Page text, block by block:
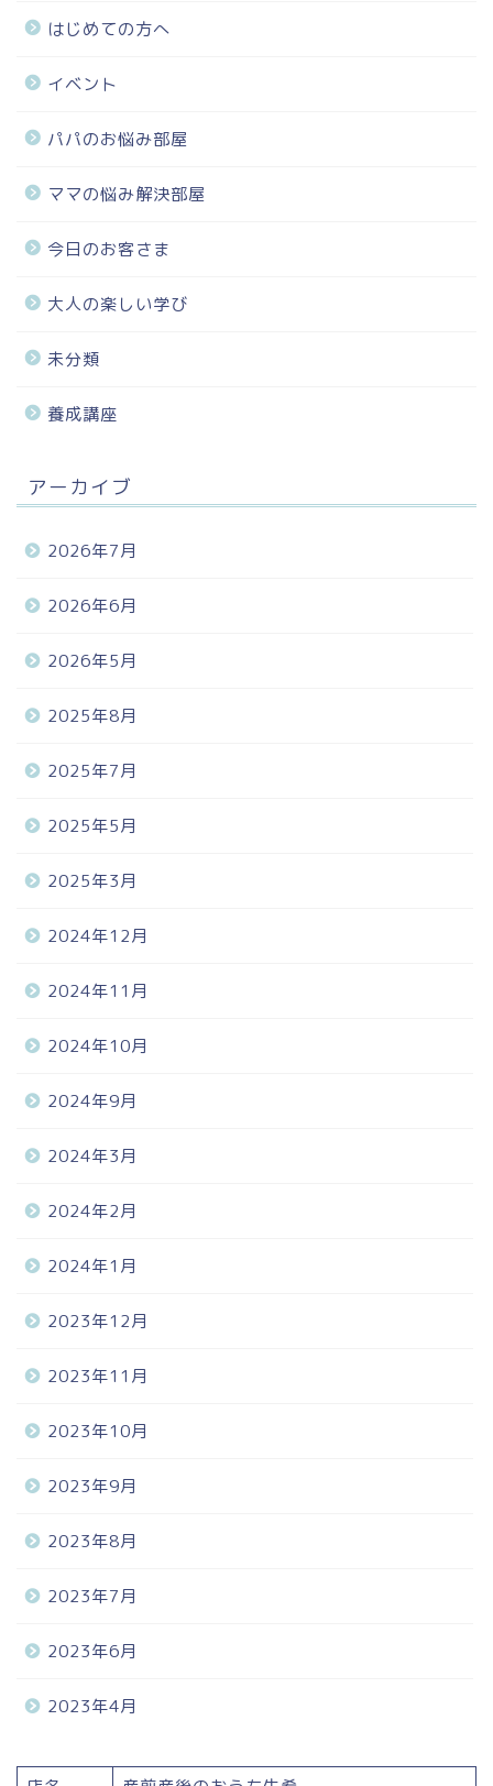
はじめての方へ
イベント
パパのお悩み部屋
ママの悩み解決部屋
今日のお客さま
大人の楽しい学び
未分類
養成講座
アーカイブ
2026年7月
2026年6月
2026年5月
2025年8月
2025年7月
2025年5月
2025年3月
2024年12月
2024年11月
2024年10月
2024年9月
2024年3月
2024年2月
2024年1月
2023年12月
2023年11月
2023年10月
2023年9月
2023年8月
2023年7月
2023年6月
2023年4月